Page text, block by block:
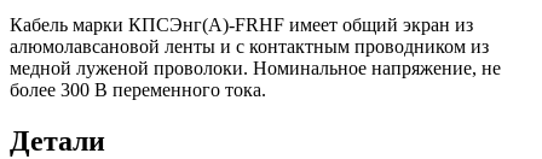
Кабель марки КПСЭнг(А)-FRHF имеет общий экран из
алюмолавсановой ленты и с контактным проводником из
медной луженой проволоки. Номинальное напряжение, не
более 300 В переменного тока.
Детали